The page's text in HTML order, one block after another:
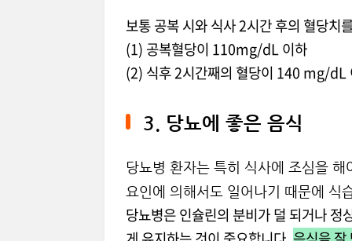
보통 공복 시와 식사 2시간 후의 혈당치
(1) 공복혈당이 110mg/dL 이하
(2) 식후 2시간째의 혈당이 140 mg/dL
3. 당뇨에 좋은 음식
당뇨병 환자는 특히 식사에 조심을
요인에 의해서도 일어나기 때문에 식
당뇨병은 인슐린의 분비가 덜 되거나 정